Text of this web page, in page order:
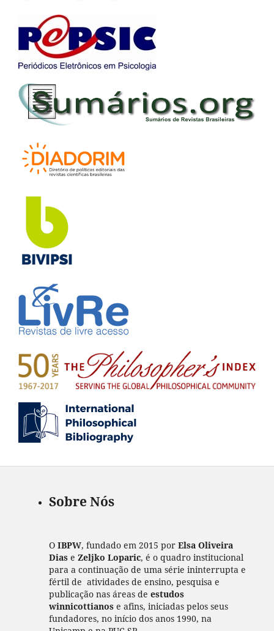
Sobre Nós
O IBPW, fundado em 2015 por Elsa Oliveira
Diase Zeljko Loparic, é o quadro institucional
para a continuação de uma série ininterrupta e
fértil de atividades de ensino, pesquisa e
publicação nas áreas de estudos
winnicottianose afins, iniciadas pelos seus
fundadores, no início dos anos 1990, na